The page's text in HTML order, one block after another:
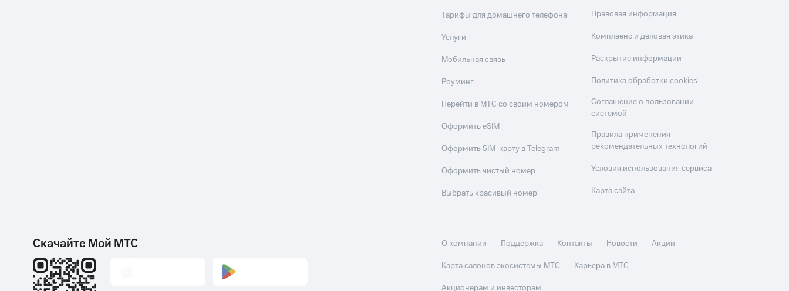
Тарифы для домашнего телефона
Услуги
Мобильная связь
Роуминг
Перейти в МТС со своим номером
Оформить eSIM
Оформить SIM-карту в Telegram
Оформить чистый номер
Выбрать красивый номер
Правовая информация
Комплаенс и деловая этика
Раскрытие информации
Политика обработки cookies
Соглашение о пользовании
системой
Правила применения
рекомендательных технологий
Условия использования сервиса
Карта сайта
Скачайте Мой МТС О компании Поддержка Контакты Новости
Акции
Карта салонов экосистемы МТС
Карьера в МТС
Акционерам и инвесторам